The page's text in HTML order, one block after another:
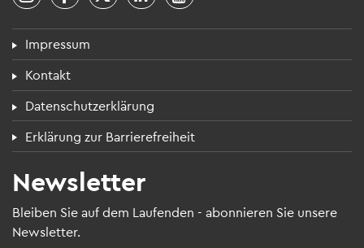
Fuß­zei­len­menü
Impres­sum
Kon­takt
Daten­schutz­er­klä­rung
Erklä­rung zur Bar­rie­re­frei­heit
News­let­ter
Blei­ben Sie auf dem Lau­fen­den - abon­nie­ren Sie unsere
News­let­ter.